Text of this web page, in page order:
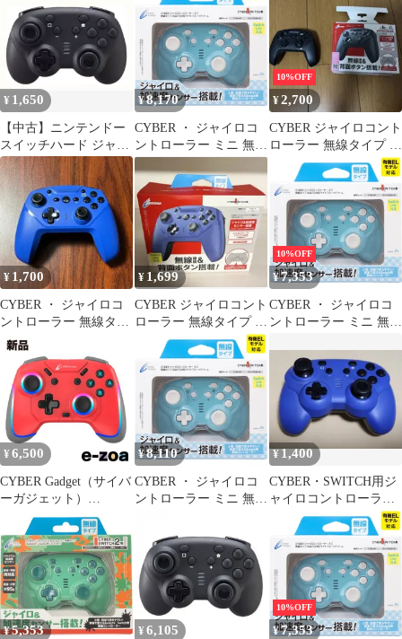
Switch
¥ 1,650
【中古】ニンテンドー
スイッチハード ジャイ
ロコントローラー ミニ
無線タイプ ブラック
¥8,170
CYBER ・ ジャイロコ
ントローラー ミニ 無線
タイプ （ SWITCH
用） ライトブルー × ク
リーム - Switch [ライト
ブルー × クリーム] [無
線タイプ] [1個]
10%OFF
¥2,700
CYBER ジャイロコント
ローラー 無線タイプ ブ
ラック 本体
¥ 1,700
CYBER ・ ジャイロコ
ントローラー 無線タイ
プ
¥ 1,699
CYBER ジャイロコント
ローラー 無線タイプ ブ
10%OFF
¥7,353
CYBER ・ ジャイロコ
ントローラー ミニ 無線
用） ライトブルー × ク
リーム - Switch [ライト
ブルー × クリーム] [無
線タイプ] [1個]
¥ 6,500
CYBER Gadget（サイバ
ーガジェット）
SWITCH用ゲーミング
コントローラー ミニ
HG 無線タイプ 緋色
CY-NSOGCMWL-SC
(2557196)
¥8,110
CYBER ・ ジャイロコ
ントローラー ミニ 無線
用） ライトブルー × ク
リーム - Switch [ライト
ブルー × クリーム] [無
線タイプ] [1個]
¥1,400
CYBER・SWITCH用ジ
ャイロコントローラー
ミニ CY-NSGYCMB
¥5,353 ¥ 6,105
10%OFF
¥7,353